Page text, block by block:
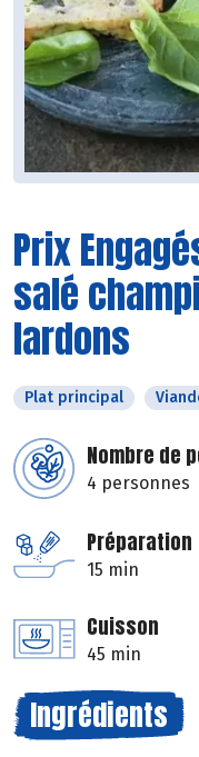
Prix
salé
lardons
Plat principal
Nombre de
4 personnes
Préparation
15 min
Cuisson
45 min
Ingrédients